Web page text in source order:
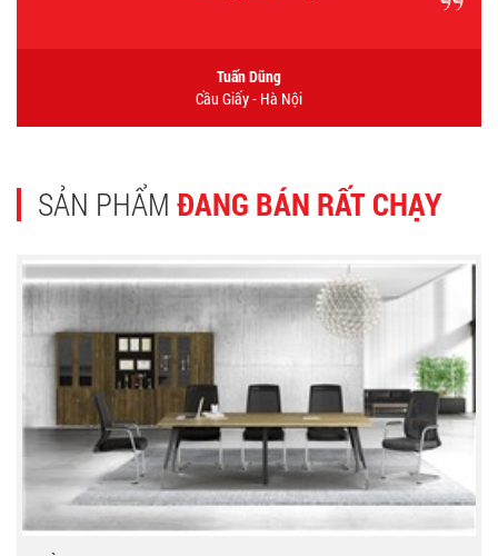
Tuấn Dũng
Cầu Giấy - Hà Nội
SẢN PHẨM ĐANG BÁN RẤT CHẠY